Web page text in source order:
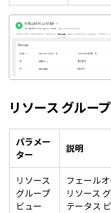
リソース グループ
パラメー
ター
説明
リソース
グループ
ビュー
フェール
リソース
テータス